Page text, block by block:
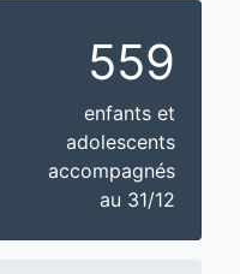
559
enfants et
adolescents
accompagnés
au 31/12